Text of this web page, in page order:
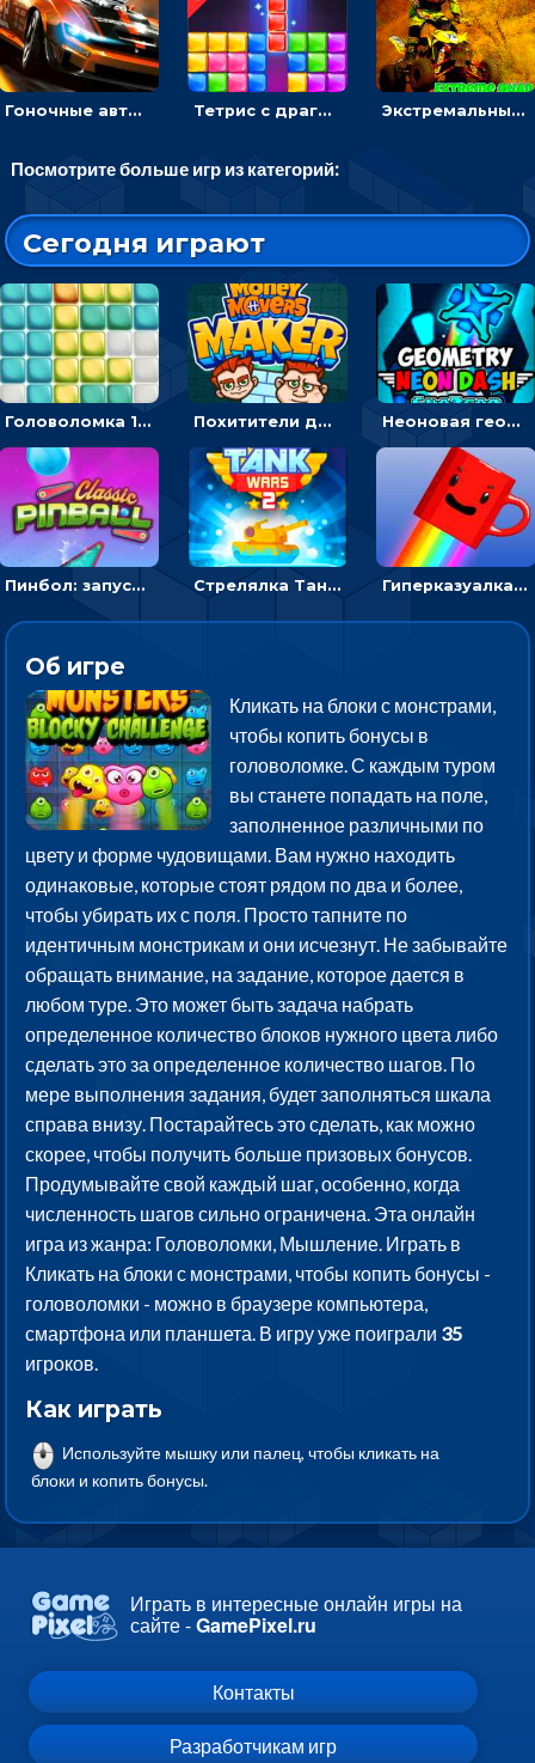
Гоночные авто в пазлах: разбей картинку и собери снова Тетрис с драгоценными камнями: расставляй блоки, чтобы получить линию - головоломка Экстремальные пазлы с квадроциклами: собирать крутые тачки
Посмотрите больше игр из категорий:
Сегодня играют
Головоломка 10х10 Похитители денег: управляйте друзьями и соберите все мешки с долларами Неоновая геометрия: прыгай через препятствия и собирай шары
Пинбол: запускать шарик, чтобы выбивать очки Стрелялка Танковые войны: бить по танку врага, чтобы уничтожить зло Гиперказуалка Летающая чашка кофе: двигаться и собирать кубики сахара
Об игре
Кликать на блоки с монстрами,
чтобы копить бонусы в
головоломке. С каждым туром
вы станете попадать на поле,
заполненное различными по
цвету и форме чудовищами. Вам нужно находить
одинаковые, которые стоят рядом по два и более,
чтобы убирать их с поля. Просто тапните по
идентичным монстрикам и они исчезнут. Не забывайте
обращать внимание, на задание, которое дается в
любом туре. Это может быть задача набрать
определенное количество блоков нужного цвета либо
сделать это за определенное количество шагов. По
мере выполнения задания, будет заполняться шкала
справа внизу. Постарайтесь это сделать, как можно
скорее, чтобы получить больше призовых бонусов.
Продумывайте свой каждый шаг, особенно, когда
численность шагов сильно ограничена. Эта онлайн
игра из жанра: Головоломки, Мышление. Играть в
Кликать на блоки с монстрами, чтобы копить бонусы -
головоломки - можно в браузере компьютера,
смартфона или планшета. В игру уже поиграли 35
игроков.
Как играть
Используйте мышку или палец, чтобы кликать на
блоки и копить бонусы.
Играть в интересные онлайн игры на
сайте -GamePixel.ru
Контакты
Разработчикам игр